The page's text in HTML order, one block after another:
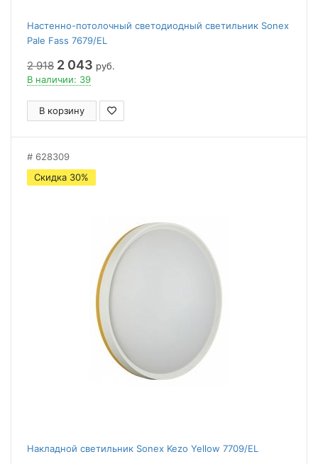
Настенно-потолочный светодиодный светильник Sonex
Pale Fass 7679/EL
2 918 2 043 руб.
В наличии: 39
В корзину
628309
Скидка 30%
Накладной светильник Sonex Kezo Yellow 7709/EL